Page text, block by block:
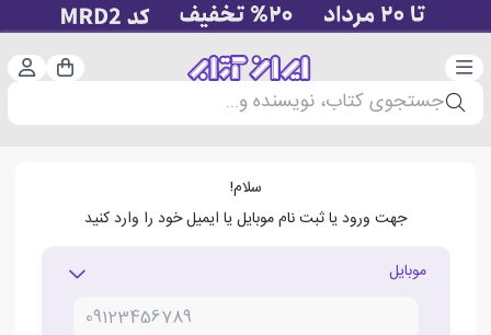
دسته‌بندی سبد
جستجوی کتاب، نویسنده و...
سلام!
جهت ورود یا ثبت نام موبایل یا ایمیل خود را وارد کنید
موبایل